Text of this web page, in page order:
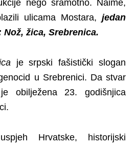
nego sramotno. Naime,
ulicama Mostara, jedan
žica, Srebrenica.
je srpski fašistički slogan
u Srebrenici. Da stvar
obilježena 23. godišnjica
Hrvatske, historijski